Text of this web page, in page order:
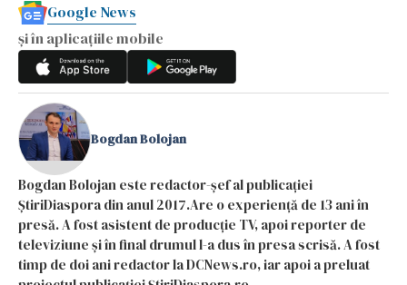
Google News
și în aplicațiile mobile
Bogdan Bolojan
Bogdan Bolojan este redactor-șef al publicației
ȘtiriDiaspora din anul 2017.Are o experiență de 13 ani în
presă. A fost asistent de producție TV, apoi reporter de
televiziune și în final drumul l-a dus în presa scrisă. A fost
timp de doi ani redactor la DCNews.ro, iar apoi a preluat